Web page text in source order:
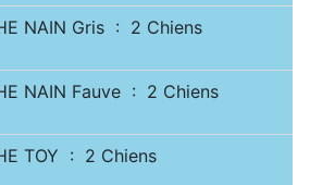
NAIN Gris : 2 Chiens
NAIN Fauve : 2 Chiens
TOY : 2 Chiens